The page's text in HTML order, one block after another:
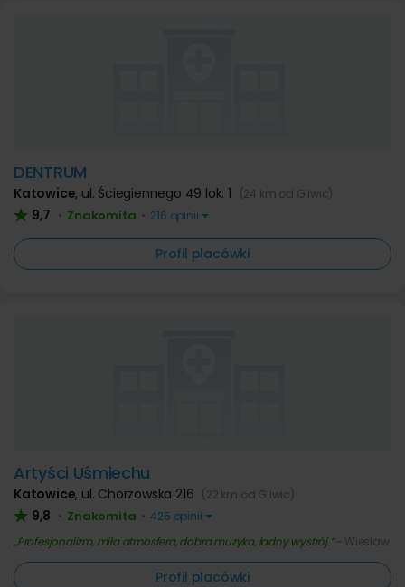
DENTRUM
Katowice, ul. Ściegiennego 49 lok. 1 (24 km od Gliwic)
9,7 • Znakomita • 216 opinii
Profil placówki
Artyści Uśmiechu
Katowice, ul. Chorzowska 216 (22 km od Gliwic)
9,8 • Znakomita • 425 opinii
Profesjonalizm, miła atmosfera, dobra muzyka, ładny wystrój. ~ Wiesław
Profil placówki